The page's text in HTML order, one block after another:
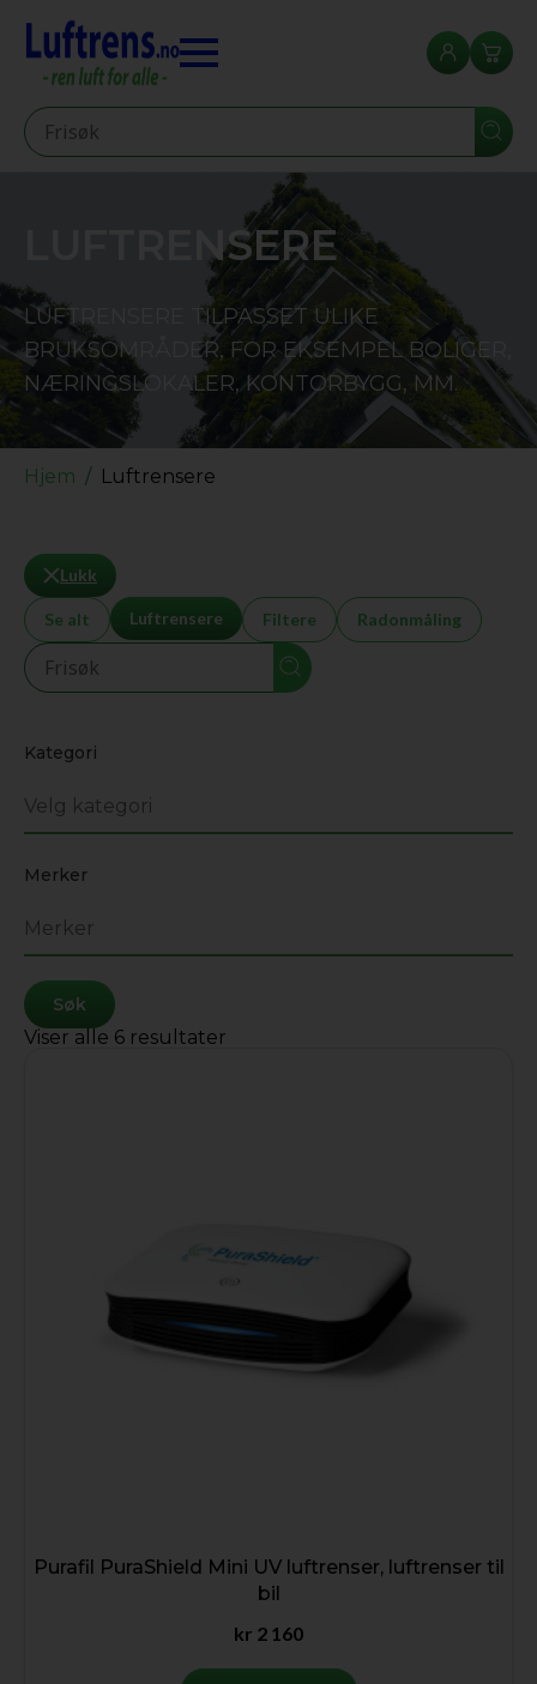
Seearch
LUFTRENSERE
LUFTRENSERE TILPASSET ULIKE
BRUKSOMRÅDER, FOR EKSEMPEL BOLIGER,
NÆRINGSLOKALER, KONTORBYGG, MM.
Hjem Luftrensere
Lukk
Se alt Luftrensere Filtere Radonmåling
Seearch
Kategori
Merker
Søk
Viser alle 6 resultater
Purafil PuraShield Mini UV luftrenser, luftrenser til
bil
kr 2 160